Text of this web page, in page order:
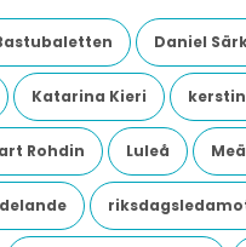
Daniel
Katarina Kieri
Rohdin Luleå